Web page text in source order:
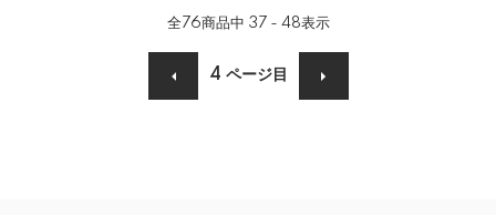
全76商品中 37 - 48表示
4 ページ目